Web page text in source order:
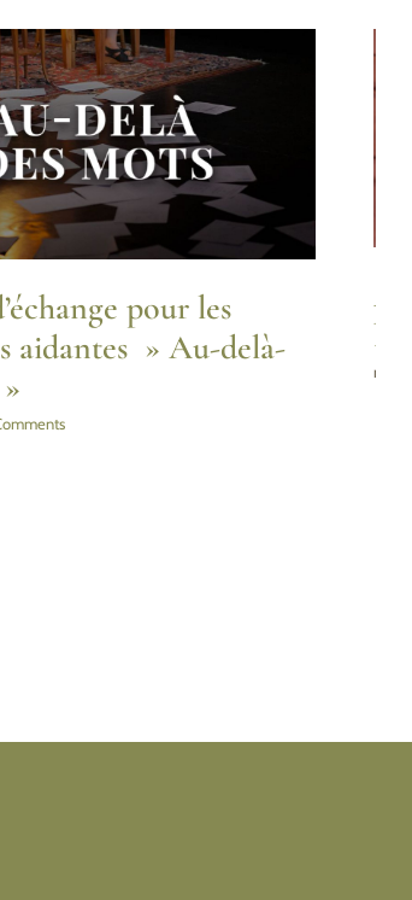
pour les
aidantes » Au-delà-
mars